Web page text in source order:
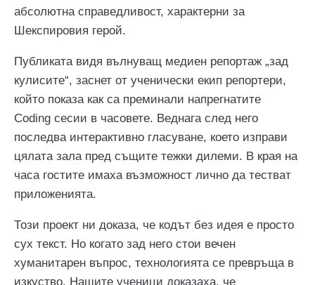
абсолютна справедливост, характерни за
Шекспировия герой.
Публиката видя вълнуващ медиен репортаж „зад
кулисите“, заснет от ученически екип репортери,
който показа как са преминали напрегнатите
Coding сесии в часовете. Веднага след него
последва интерактивно гласуване, което изправи
цялата зала пред същите тежки дилеми. В края на
часа гостите имаха възможност лично да тестват
приложенията.
Този проект ни доказа, че кодът без идея е просто
сух текст. Но когато зад него стои вечен
хуманитарен въпрос, технологията се превръща в
изкуство. Нашите ученици доказаха, че